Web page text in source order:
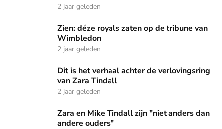
2 jaar geleden
Zien: déze royals zaten op de tribune van Wimbledon
Zien: déze royals zaten op de tribune van
Wimbledon
2 jaar geleden
Dit is het verhaal achter de verlovingsring van Zara Tindall
Dit is het verhaal achter de verlovingsring
van Zara Tindall
2 jaar geleden
Zara en Mike Tindall zijn "niet anders dan andere ouders"
Zara en Mike Tindall zijn "niet anders dan
andere ouders"